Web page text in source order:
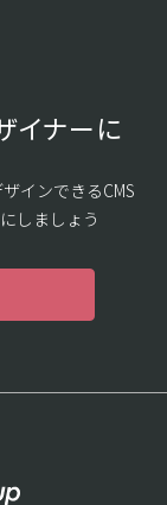
イナーに
インできるCMS
しましょう